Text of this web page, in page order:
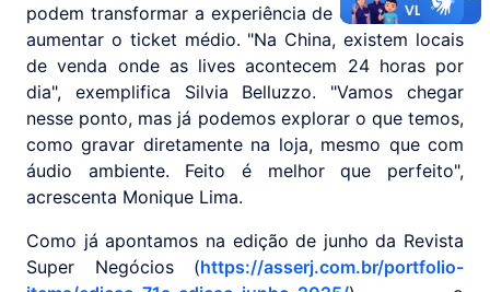
podem transformar a experiência de consumo e até
aumentar o ticket médio. "Na China, existem locais
de venda onde as lives acontecem 24 horas por
dia", exemplifica Silvia Belluzzo. "Vamos chegar
nesse ponto, mas já podemos explorar o que temos,
como gravar diretamente na loja, mesmo que com
áudio ambiente. Feito é melhor que perfeito",
acrescenta Monique Lima.
Como já apontamos na edição de junho da Revista
Super Negócios (https://asserj.com.br/portfolio-